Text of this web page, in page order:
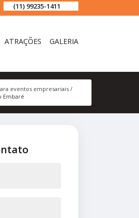
(11) 99235-1411
ATRAÇÕES GALERIA
eventos empresariais
Embaré